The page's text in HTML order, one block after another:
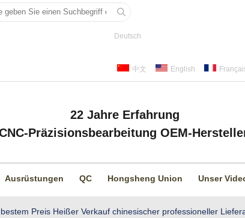
Deutsch
中文 English
22 Jahre Erfahrung
Präzisionsbearbeitung OEM-
Ausrüstungen QC Hongsheng Union Unser
Preis Heißer Verkauf chinesischer professioneller